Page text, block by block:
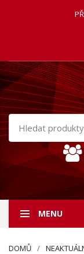
Hledat
produkty
MENU
DOMŮ